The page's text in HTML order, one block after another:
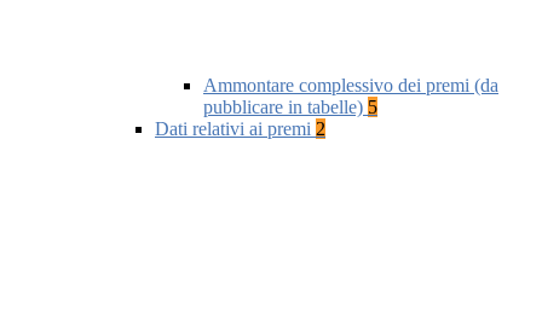
Ammontare complessivo dei premi (da
pubblicare in tabelle) 5
Dati relativi ai premi 2